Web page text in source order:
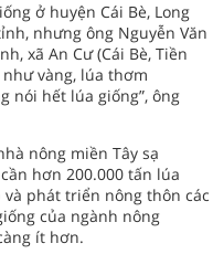
ở huyện Cái Bè, Long
nhưng ông Nguyễn Văn
xã An Cư (Cái Bè, Tiền
như vàng, lúa thơm
nói hết lúa giống”, ông
nông miền Tây sạ
hơn 200.000 tấn lúa
phát triển nông thôn các
của ngành nông
ít hơn.